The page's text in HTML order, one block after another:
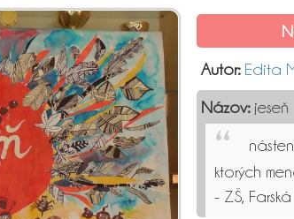
Autor: Edita
Názov:jeseň
ktorých
- ZŠ,